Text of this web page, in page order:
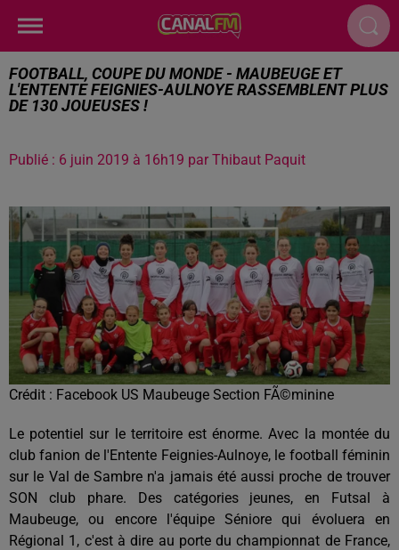
FOOTBALL, COUPE DU MONDE - MAUBEUGE ET
L'ENTENTE FEIGNIES-AULNOYE RASSEMBLENT PLUS
DE 130 JOUEUSES !
Publié : 6 juin 2019 à 16h19 par Thibaut Paquit
Crédit : Facebook US Maubeuge Section FÃ©minine
Le potentiel sur le territoire est énorme. Avec la montée du
club fanion de l'Entente Feignies-Aulnoye, le football féminin
sur le Val de Sambre n'a jamais été aussi proche de trouver
SON club phare. Des catégories jeunes, en Futsal à
Maubeuge, ou encore l'équipe Séniore qui évoluera en
Régional 1, c'est à dire au porte du championnat de France,